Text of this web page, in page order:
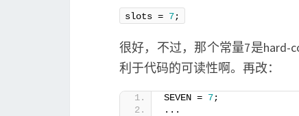
slots = 7;
很好，不过，那个常量7是hard-
利于代码的可读性啊。再改：
SEVEN = 7;
...